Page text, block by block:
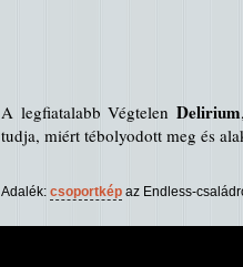
A legfiatalabb VégtelenDelirium
tudja, miért tébolyodott meg és
Adalék: csoportkép az Endless-